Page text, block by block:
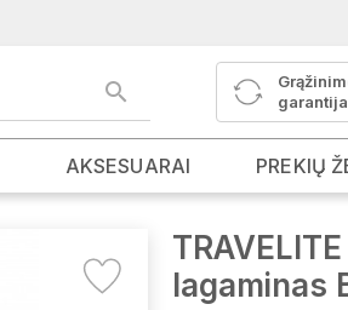
garantija
AKSESUARAI PREKIŲ
lagaminas